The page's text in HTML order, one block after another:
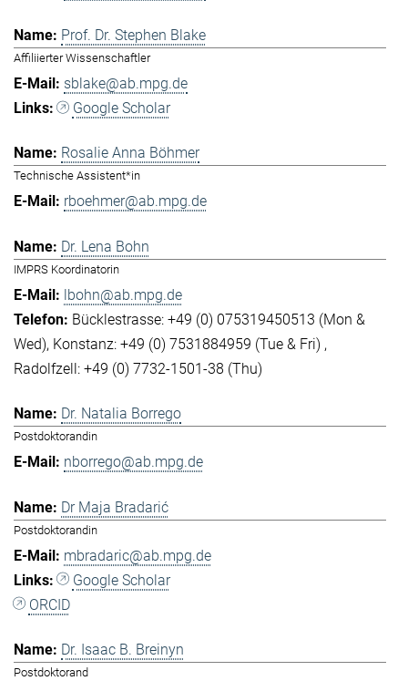
Prof. Dr. Stephen Blake
Affiliierter Wissenschaftler
sblake@ab.mpg.de
Google Scholar
Rosalie Anna Böhmer
Technische Assistent*in
rboehmer@ab.mpg.de
Dr. Lena Bohn
IMPRS Koordinatorin
lbohn@ab.mpg.de
Bücklestrasse: +49 (0) 075319450513 (Mon &
Wed) Konstanz: +49 (0) 7531884959 (Tue & Fri)
Radolfzell: +49 (0) 7732-1501-38 (Thu)
Dr. Natalia Borrego
Postdoktorandin
nborrego@ab.mpg.de
Dr Maja Bradarić
Postdoktorandin
mbradaric@ab.mpg.de
Google Scholar
ORCID
Dr. Isaac B. Breinyn
Postdoktorand